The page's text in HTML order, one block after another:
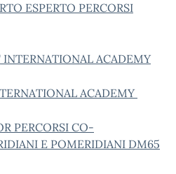
ESPERTO PERCORSI
ACADEMY
ACADEMY
PERCORSI CO-
E POMERIDIANI DM65